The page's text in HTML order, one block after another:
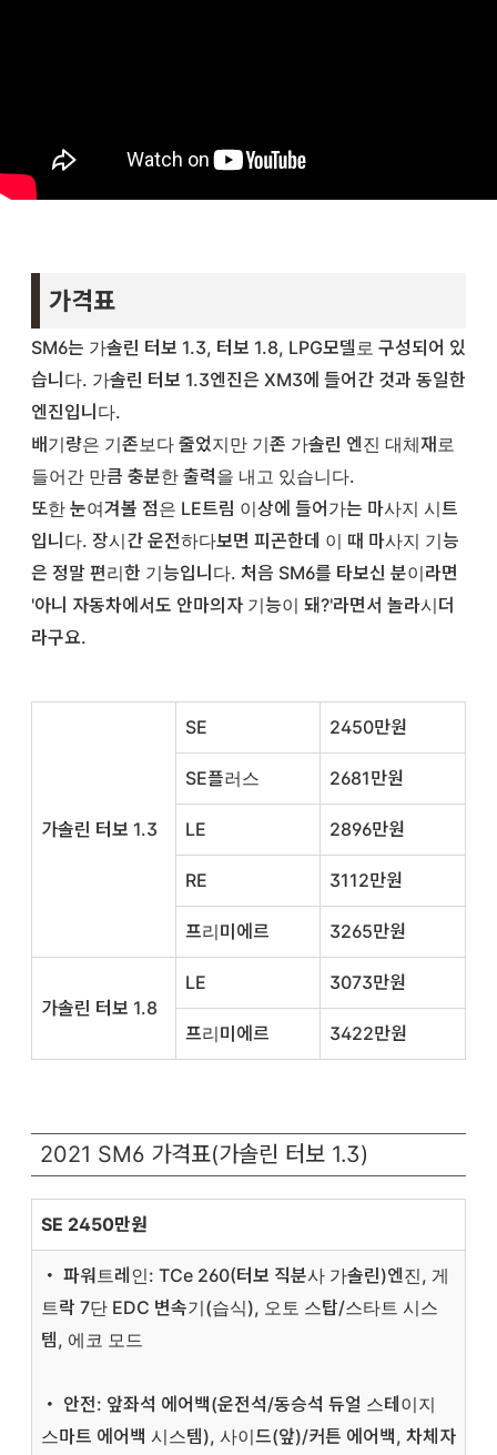
가격표
SM6는 가솔린 터보 1.3, 터보 1.8, LPG모델로 구성되어 있
습니다. 가솔린 터보 1.3엔진은 XM3에 들어간 것과 동일한
엔진입니다.
배기량은 기존보다 줄었지만 기존 가솔린 엔진 대체재로
들어간 만큼 충분한 출력을 내고 있습니다.
또한 눈여겨볼 점은 LE트림 이상에 들어가는 마사지 시트
입니다. 장시간 운전하다보면 피곤한데 이 때 마사지 기능
은 정말 편리한 기능입니다. 처음 SM6를 타보신 분이라면
'아니 자동차에서도 안마의자 기능이 돼?'라면서 놀라시더
라구요.
가솔린 터보 1.3
SE 2450만원
SE플러스 2681만원
LE 2896만원
RE 3112만원
프리미에르 3265만원
가솔린 터보 1.8
LE 3073만원
프리미에르 3422만원
2021 SM6 가격표(가솔린 터보 1.3)
SE 2450만원
・ 파워트레인: TCe 260(터보 직분사 가솔린)엔진, 게
트락 7단 EDC 변속기(습식), 오토 스탑/스타트 시스
템, 에코 모드
・ 안전: 앞좌석 에어백(운전석/동승석 듀얼 스테이지
스마트 에어백 시스템), 사이드(앞)/커튼 에어백, 차체자